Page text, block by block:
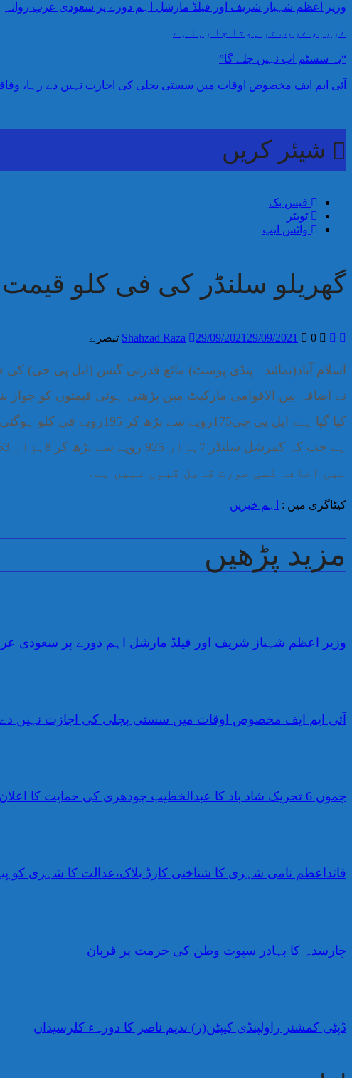
وزیر اعظم شہباز شریف اور فیلڈ مارشل اہم دورے پر سعودی عرب روانہ
غریب، غریب تر ہوتا جا رہا ہے
“یہ سسٹم اب نہیں چلے گا”
آئی ایم ایف مخصوص اوقات میں سستی بجلی کی اجازت نہیں دے رہا،
شیئر کریں
فیس بک
ٹویٹر
واٹس ایپ
گھریلو سلنڈر کی فی کلو قیمت میں 20روپے
Shahzad Raza 29/09/2021 29/09/2021 0 تبصرے
میں اضافہ کسی صورت قابل قبول نہیں ہے۔
کیٹاگری میں : اہم خبریں
مزید پڑھیں
وزیر اعظم شہباز شریف اور فیلڈ مارشل اہم دورے پر سعودی
آئی ایم ایف مخصوص اوقات میں سستی بجلی کی اجازت نہیں
جموں 6 تحریک شاد باد کا عبدالخطیب چودھری کی حمایت کا اعلان
قائداعظم نامی شہری کا شناختی کارڈ بلاک،عدالت کا شہری کو
چارسدہ کا بہادر سپوت وطن کی حرمت پر قربان
ڈپٹی کمشنر راولپنڈی کیپٹن(ر) ندیم ناصر کا دورہء کلرسیداں